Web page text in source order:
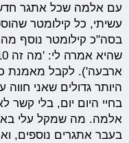
עם אלמה שכל אתגר
עשיתי, כל קילומטר
בסה"כ קילומטר נוסף
ארבעה'). לקבל מאמנת
היותר גדולים שאני חווה
בחיי היום יום, בלי קשר
אלמה. מה שמקל עלי
בעבר אתגרים נוספים,